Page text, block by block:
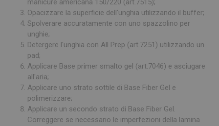
manicure americana 150/220 (art.7515);
Opacizzare la superficie dell'unghia utilizzando il buffer;
Spolverare accuratamente con uno spazzolino per
unghie;
Detergere l'unghia con All Prep (art.7251) utilizzando un
pad;
Applicare Base primer smalto gel (art.7046) e asciugare
all'aria;
Applicare uno strato sottile di Base Fiber Gel e
polimerizzare;
Applicare un secondo strato di Base Fiber Gel.
Correggere se necessario le imperfezioni della lamina